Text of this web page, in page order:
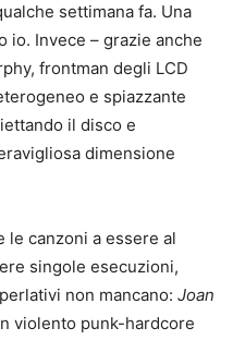
settimana fa. Una
io. Invece – grazie anche
frontman degli LCD
e spiazzante
il disco e
dimensione
le canzoni a essere al
singole esecuzioni,
non mancano: Joan
violento punk-hardcore